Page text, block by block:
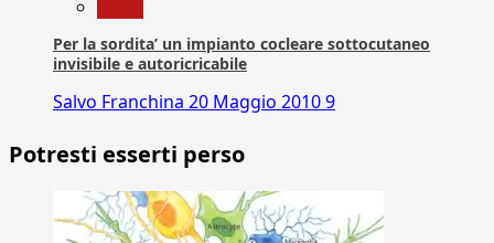
Per la sordita’ un impianto cocleare sottocutaneo
invisibile e autoricricabile
Salvo Franchina 20 Maggio 20109
Potresti esserti perso